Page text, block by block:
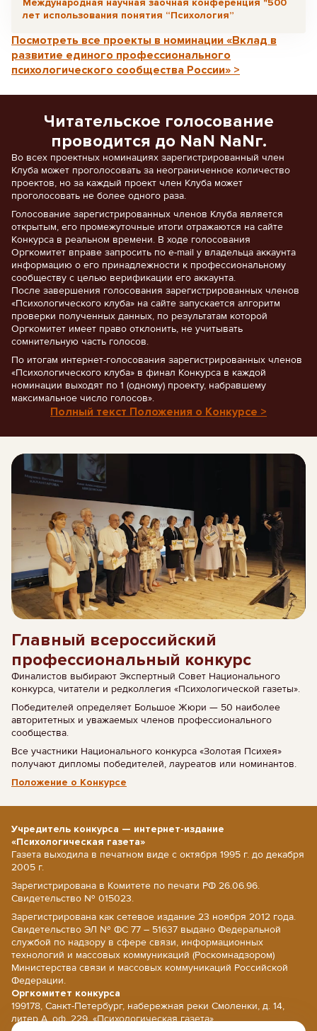
Международная научная заочная конференция "500
лет использования понятия “Психология”
Посмотреть все проекты в номинации «Вклад в
развитие единого профессионального
психологического сообщества России» >
Читательское голосование
проводится до NaN NaNг.
Во всех проектных номинациях зарегистрированный член
Клуба может проголосовать за неограниченное количество
проектов, но за каждый проект член Клуба может
проголосовать не более одного раза.
Голосование зарегистрированных членов Клуба является
открытым, его промежуточные итоги отражаются на сайте
Конкурса в реальном времени. В ходе голосования
Оргкомитет вправе запросить по e-mail у владельца аккаунта
информацию о его принадлежности к профессиональному
сообществу с целью верификации его аккаунта.
После завершения голосования зарегистрированных членов
«Психологического клуба» на сайте запускается алгоритм
проверки полученных данных, по результатам которой
Оргкомитет имеет право отклонить, не учитывать
сомнительную часть голосов.
По итогам интернет-голосования зарегистрированных членов
«Психологического клуба» в финал Конкурса в каждой
номинации выходят по 1 (одному) проекту, набравшему
максимальное число голосов».
Полный текст Положения о Конкурсе >
Главный всероссийский
профессиональный конкурс
Финалистов выбирают Экспертный Совет Национального
конкурса, читатели и редколлегия «Психологической газеты».
Победителей определяет Большое Жюри — 50 наиболее
авторитетных и уважаемых членов профессионального
сообщества.
Все участники Национального конкурса «Золотая Психея»
получают дипломы победителей, лауреатов или номинантов.
Положение о Конкурсе
Учредитель конкурса — интернет-издание
«Психологическая газета»
Газета выходила в печатном виде с октября 1995 г. до декабря
2005 г.
Зарегистрирована в Комитете по печати РФ 26.06.96.
Свидетельство № 015023.
Зарегистрирована как сетевое издание 23 ноября 2012 года.
Свидетельство ЭЛ № ФС 77 – 51637 выдано Федеральной
службой по надзору в сфере связи, информационных
технологий и массовых коммуникаций (Роскомнадзором)
Министерства связи и массовых коммуникаций Российской
Федерации.
Оргкомитет конкурса
199178, Санкт-Петербург, набережная реки Смоленки, д. 14,
литер А, оф. 229, «Психологическая газета».